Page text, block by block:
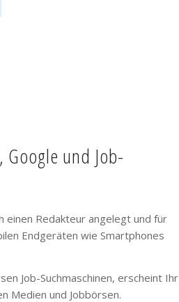
Google und Job-
einen Redakteur angelegt und für
Endgeräten wie Smartphones
Job-Suchmaschinen, erscheint Ihr
Medien und Jobbörsen.